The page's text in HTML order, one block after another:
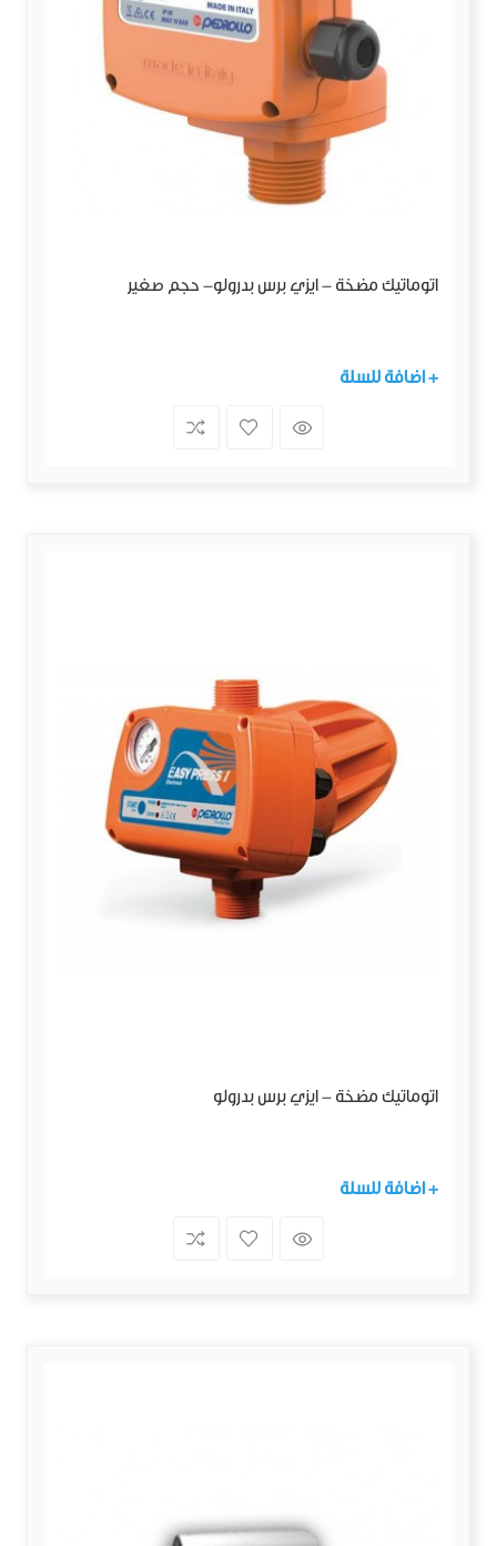
اتوماتيك مضخة - ايزي برس بدرولو- حجم صغير
+ اضافة للسلة
اتوماتيك مضخة - ايزي برس بدرولو
+ اضافة للسلة